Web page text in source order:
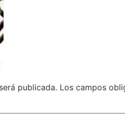
publicada. Los campos